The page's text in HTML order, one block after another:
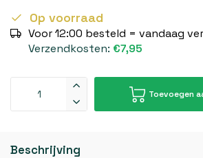
Op voorraad
Voor 12:00 besteld = vandaag
Verzendkosten: €7,95
Toevoegen
Beschrijving